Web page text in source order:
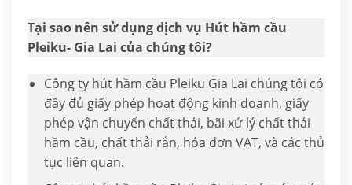
Tại sao nên sử dụng dịch vụ Hút hầm cầu
Pleiku- Gia Lai của chúng tôi?
Công ty hút hầm cầu Pleiku Gia Lai chúng tôi có
đầy đủ giấy phép hoạt động kinh doanh, giấy
phép vận chuyển chất thải, bãi xử lý chất thải
hầm cầu, chất thải rắn, hóa đơn VAT, và các thủ
tục liên quan.